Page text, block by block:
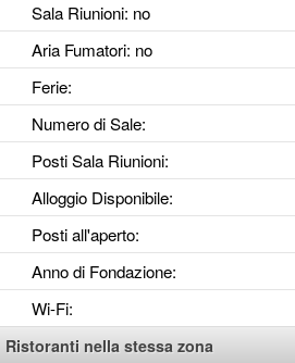
Sala Riunioni: no
Aria Fumatori: no
Ferie:
Numero di Sale:
Posti Sala Riunioni:
Alloggio Disponibile:
Posti all'aperto:
Anno di Fondazione:
Wi-Fi:
Ristoranti nella stessa zona